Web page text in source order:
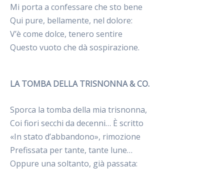
Mi porta a confessare che sto bene
Qui pure, bellamente, nel dolore:
V’è come dolce, tenero sentire
Questo vuoto che dà sospirazione.
LA TOMBA DELLA TRISNONNA & CO.
Sporca la tomba della mia trisnonna,
Coi fiori secchi da decenni… È scritto
«In stato d’abbandono», rimozione
Prefissata per tante, tante lune…
Oppure una soltanto, già passata: